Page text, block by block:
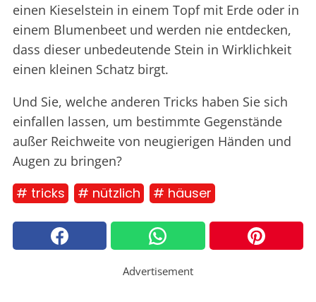
einen Kieselstein in einem Topf mit Erde oder in
einem Blumenbeet und werden nie entdecken,
dass dieser unbedeutende Stein in Wirklichkeit
einen kleinen Schatz birgt.
Und Sie, welche anderen Tricks haben Sie sich
einfallen lassen, um bestimmte Gegenstände
außer Reichweite von neugierigen Händen und
Augen zu bringen?
# tricks # nützlich # häuser
Advertisement